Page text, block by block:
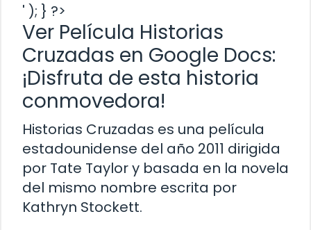
' ); } ?>
Ver Película Historias
Cruzadas en Google Docs:
¡Disfruta de esta historia
conmovedora!
Historias Cruzadas es una película
estadounidense del año 2011 dirigida
por Tate Taylor y basada en la novela
del mismo nombre escrita por
Kathryn Stockett.